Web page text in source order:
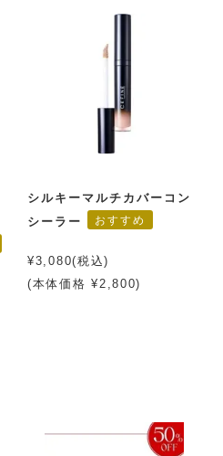
シルキーマルチカバーコン
シーラー
おすすめ
¥3,080(税込)
(本体価格 ¥2,800)